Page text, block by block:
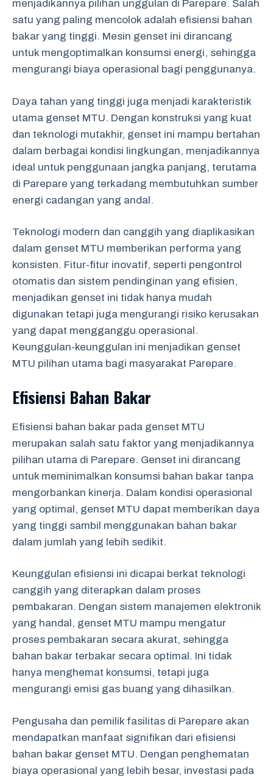
menjadikannya pilihan unggulan di Parepare. Salah
satu yang paling mencolok adalah efisiensi bahan
bakar yang tinggi. Mesin genset ini dirancang
untuk mengoptimalkan konsumsi energi, sehingga
mengurangi biaya operasional bagi penggunanya.
Daya tahan yang tinggi juga menjadi karakteristik
utama genset MTU. Dengan konstruksi yang kuat
dan teknologi mutakhir, genset ini mampu bertahan
dalam berbagai kondisi lingkungan, menjadikannya
ideal untuk penggunaan jangka panjang, terutama
di Parepare yang terkadang membutuhkan sumber
energi cadangan yang andal.
Teknologi modern dan canggih yang diaplikasikan
dalam genset MTU memberikan performa yang
konsisten. Fitur-fitur inovatif, seperti pengontrol
otomatis dan sistem pendinginan yang efisien,
menjadikan genset ini tidak hanya mudah
digunakan tetapi juga mengurangi risiko kerusakan
yang dapat mengganggu operasional.
Keunggulan-keunggulan ini menjadikan genset
MTU pilihan utama bagi masyarakat Parepare.
Efisiensi Bahan Bakar
Efisiensi bahan bakar pada genset MTU
merupakan salah satu faktor yang menjadikannya
pilihan utama di Parepare. Genset ini dirancang
untuk meminimalkan konsumsi bahan bakar tanpa
mengorbankan kinerja. Dalam kondisi operasional
yang optimal, genset MTU dapat memberikan daya
yang tinggi sambil menggunakan bahan bakar
dalam jumlah yang lebih sedikit.
Keunggulan efisiensi ini dicapai berkat teknologi
canggih yang diterapkan dalam proses
pembakaran. Dengan sistem manajemen elektronik
yang handal, genset MTU mampu mengatur
proses pembakaran secara akurat, sehingga
bahan bakar terbakar secara optimal. Ini tidak
hanya menghemat konsumsi, tetapi juga
mengurangi emisi gas buang yang dihasilkan.
Pengusaha dan pemilik fasilitas di Parepare akan
mendapatkan manfaat signifikan dari efisiensi
bahan bakar genset MTU. Dengan penghematan
biaya operasional yang lebih besar, investasi pada